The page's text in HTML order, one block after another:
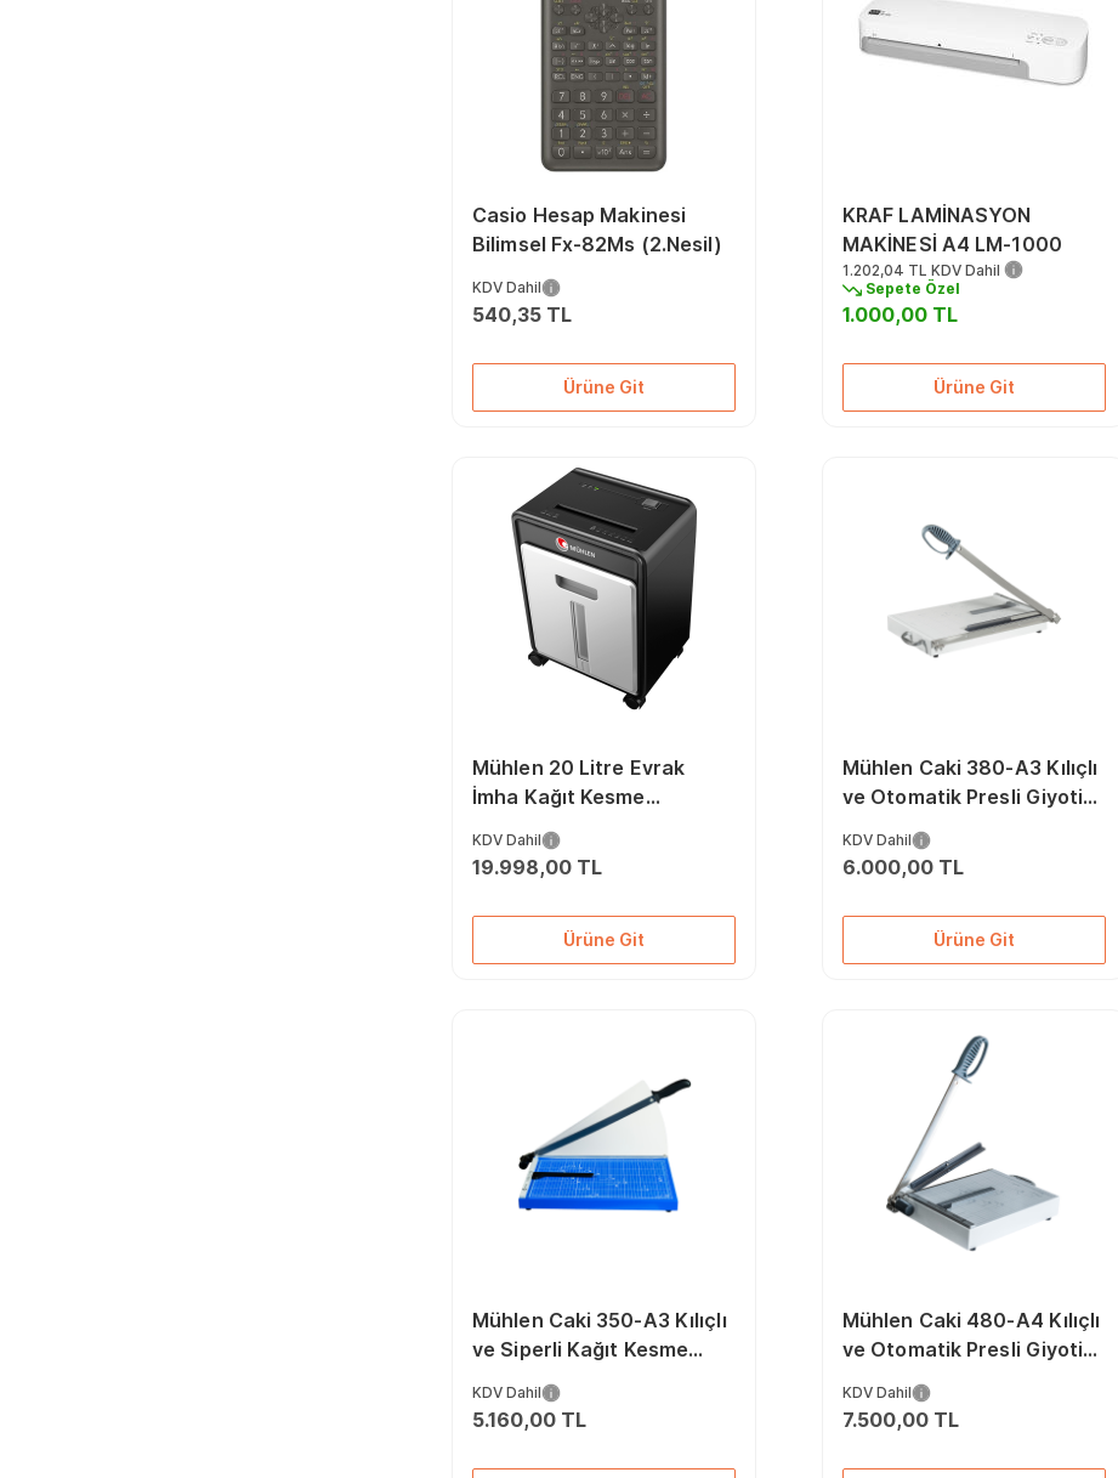
Casio Hesap Makinesi
Bilimsel Fx-82Ms (2.Nesil)
KDV Dahil
540,35 TL
Ürüne Git
KRAF LAMİNASYON
MAKİNESİ A4 LM-1000
1.202,04 TL KDV Dahil
Sepete Özel
1.000,00 TL
Ürüne Git
Mühlen 20 Litre Evrak
İmha Kağıt Kesme
Makinesi
KDV Dahil
19.998,00 TL
Ürüne Git
Mühlen Caki 380-A3 Kılıçlı
ve Otomatik Presli Giyotin
Makas Makinesi
KDV Dahil
6.000,00 TL
Ürüne Git
Mühlen Caki 350-A3 Kılıçlı
ve Siperli Kağıt Kesme
Giyotin Makinesi
KDV Dahil
5.160,00 TL
Mühlen Caki 480-A4 Kılıçlı
ve Otomatik Presli Giyotin
Makas Makinesi
KDV Dahil
7.500,00 TL